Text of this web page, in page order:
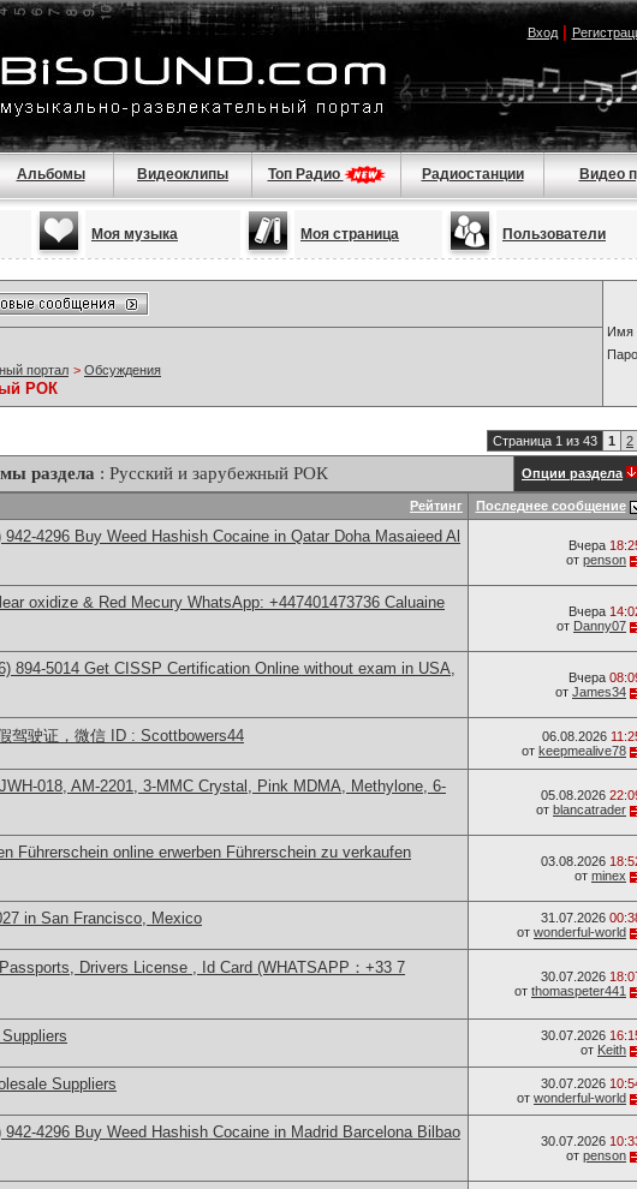
Вход|
Альбомы Видеоклипы Топ Радио Радиостанции Видео
Моя музыка Моя страница Пользователи
Имя
портал > Обсуждения
РОК
Страница 1 из 43 1 2
раздела : Русский и зарубежный РОК Опции раздела
Рейтинг Последнее сообщение
4296 Buy Weed Hashish Cocaine in Qatar Doha Masaieed Al
Вчера
от penson
oxidize & Red Mecury WhatsApp: +447401473736 Caluaine
Вчера
от Danny07
894-5014​ Get CISSP Certification Online without exam in USA,
Вчера
от James34
驾驶证，微信 ID : Scottbowers44 06.08.2026
от keepmealive78
018, AM-2201, 3-MMC Crystal, Pink MDMA, Methylone, 6-
05.08.2026
от blancatrader
Führerschein online erwerben Führerschein zu verkaufen
03.08.2026
от minex
in San Francisco, Mexico 31.07.2026
от wonderful-world
Drivers License , Id Card (WHATSAPP：+33 7
30.07.2026
от thomaspeter441
30.07.2026
от Keith
Suppliers 30.07.2026
от wonderful-world
942-4296 Buy Weed Hashish Cocaine in Madrid Barcelona Bilbao
30.07.2026
от penson